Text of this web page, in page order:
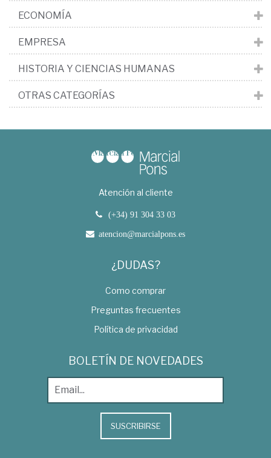
ECONOMÍA
EMPRESA
HISTORIA Y CIENCIAS HUMANAS
OTRAS CATEGORÍAS
Atención al cliente
(+34) 91 304 33 03
atencion@marcialpons.es
¿DUDAS?
Como comprar
Preguntas frecuentes
Política de privacidad
BOLETÍN DE NOVEDADES
SUSCRIBIRSE